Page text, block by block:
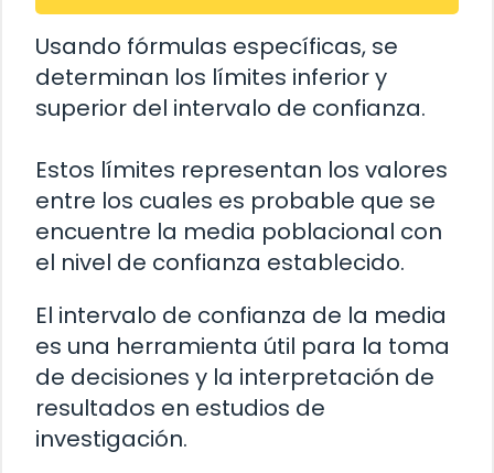
Usando fórmulas específicas, se
determinan los límites inferior y
superior del intervalo de confianza.
Estos límites representan los valores
entre los cuales es probable que se
encuentre la media poblacional con
el nivel de confianza establecido.
El intervalo de confianza de la media
es una herramienta útil para la toma
de decisiones y la interpretación de
resultados en estudios de
investigación.